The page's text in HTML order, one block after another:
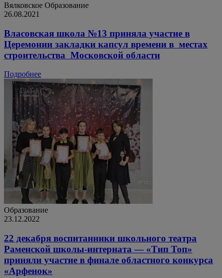
Вялковское Образование
26.08.2021
Власовская школа №13 приняла участие в
Церемонии закладки капсул времени в ​ местах
строительства ​ Московской области
Подробнее
Образование
23.12.2022
22 декабря воспитанники школьного театра
Раменской школы-интерната — «Тип Топ»
приняли участие в финале областного конкурса
«Арфенок»